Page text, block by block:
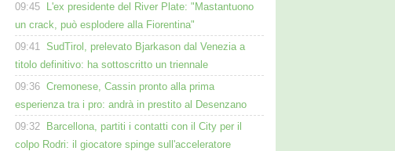
09:45
L'ex presidente del River Plate: "Mastantuono
un crack, può esplodere alla Fiorentina"
09:41 SudTirol, prelevato Bjarkason dal Venezia a
titolo definitivo: ha sottoscritto un triennale
09:36 Cremonese, Cassin pronto alla prima
esperienza tra i pro: andrà in prestito al Desenzano
09:32
Barcellona, partiti i contatti con il City per il
colpo Rodri: il giocatore spinge sull'acceleratore